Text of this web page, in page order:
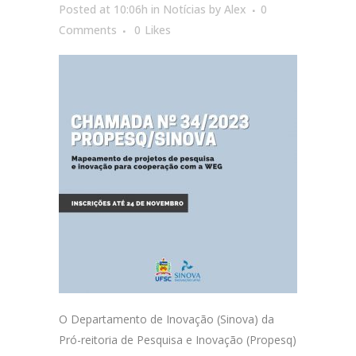
Posted at 10:06h in Notícias by Alex
0
Comments
0 Likes
O Departamento de Inovação (Sinova) da
Pró-reitoria de Pesquisa e Inovação (Propesq)